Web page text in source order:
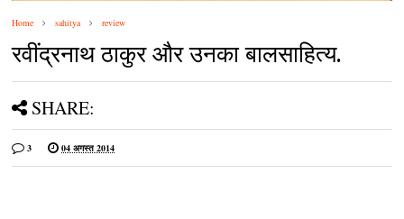
Home sahitya review
रवींद्रनाथ ठाकुर और उनका बालसाहित्य.
SHARE:
3 04 अगस्त 2014